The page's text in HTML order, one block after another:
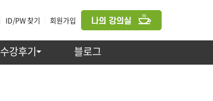
ID/PW 찾기 회원가입
수강후기 블로그